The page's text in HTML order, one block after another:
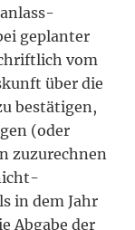
anlass­
geplanter
vom
über die
bestätigen,
(oder
zuzurechnen
in dem Jahr
Abgabe der